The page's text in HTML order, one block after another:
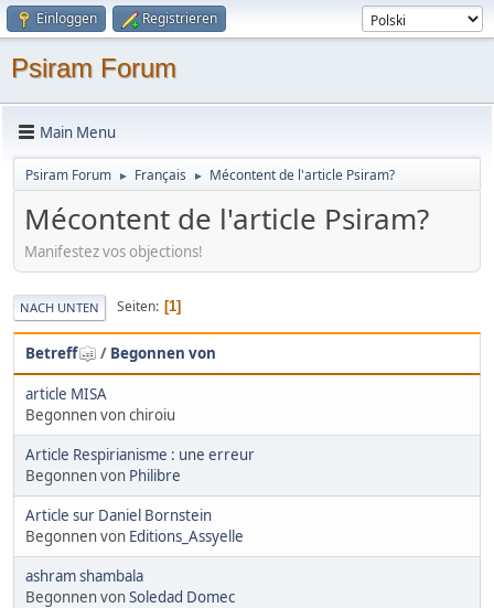
Einloggen Registrieren
Psiram Forum
Main Menu
Psiram Forum ► Français ► Mécontent de l'article Psiram?
Mécontent de l'article Psiram?
Manifestez vos objections!
NACH UNTEN Seiten 1
Betreff / Begonnen von
article MISA
Begonnen von chiroiu
Article Respirianisme : une erreur
Begonnen von Philibre
Article sur Daniel Bornstein
Begonnen von Editions_Assyelle
ashram shambala
Begonnen vonSoledad Domec